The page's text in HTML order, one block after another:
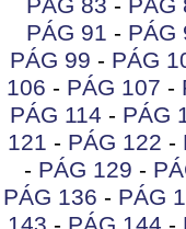
PÁG 83 - PÁG
PÁG 91 - PÁG
PÁG 99 - PÁG
106 - PÁG 107 -
PÁG 114 - PÁG
121 - PÁG 122 -
- PÁG 129 -
PÁG 136 - PÁG